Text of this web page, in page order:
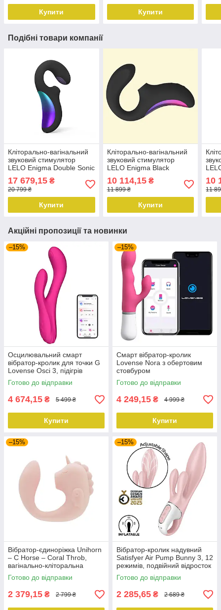
Купити Купити
Подібні товари компанії
Кліторально-вагінальний
звуковий стимулятор
LELO Enigma Double Sonic
Black
17 679,15 ₴
20 799 ₴
Купити
Кліторально-вагінальний
звуковий стимулятор
LELO Enigma Black
10 114,15₴
11 899 ₴
Купити
10
11
Акційні пропозиції та новинки
–15%
Осцилювальний смарт
вібратор-кролик для точки G
Lovense Osci 3, підігрів
Готово до відправки
4 674,15 ₴ 5 499 ₴
Купити
–15%
Смарт вібратор-кролик
Lovense Nora з обертовим
стовбуром
Готово до відправки
4 249,15 ₴ 4 999 ₴
Купити
–15%
Вібратор-єдиноріжка Unihorn
– C Horse – Coral Throb,
вагінально-кліторальна
стимуляція, 2 мотори по 10
режимів
Готово до відправки
2 379,15 ₴ 2 799 ₴
–15%
Вібратор-кролик надувний
Satisfyer Air Pump Bunny 3, 12
режимів, подвійний відросток
Готово до відправки
2 285,65 ₴ 2 689 ₴